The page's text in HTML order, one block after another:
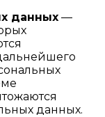
данных —
данных.